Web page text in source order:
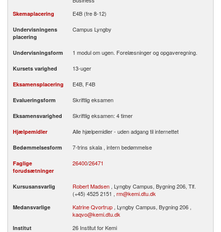
Skemaplacering E4B (fre 8-12)
Undervisningens
placering
Campus Lyngby
Undervisningsform 1 modul om ugen. Forelæsninger og opgaveregning.
Kursets varighed 13-uger
Eksamensplacering E4B, F4B
Evalueringsform Skriftlig eksamen
Eksamensvarighed Skriftlig eksamen: 4 timer
Hjælpemidler Alle hjælpemidler - uden adgang til internettet
Bedømmelsesform 7-trins skala , intern bedømmelse
Faglige
forudsætninger
26400/26471
Kursusansvarlig Robert Madsen , Lyngby Campus, Bygning 206, Tlf.
(+45) 4525 2151 , rm@kemi.dtu.dk
Medansvarlige Katrine Qvortrup , Lyngby Campus, Bygning 206 ,
kaqvo@kemi.dtu.dk
Institut 26 Institut for Kemi